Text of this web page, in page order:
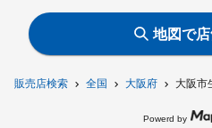
販売店検索 全国 大阪府 大阪
地図で
Powerd by